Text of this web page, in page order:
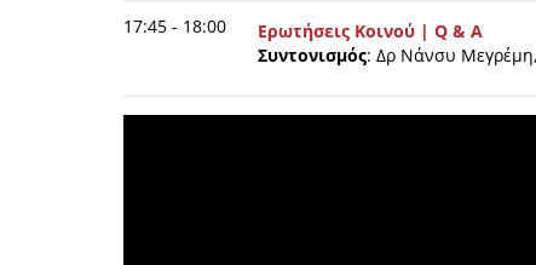
17:45 - 18:00
Ερωτήσεις Κοινού | Q & A
Συντονισμός: Δρ Νάνσυ